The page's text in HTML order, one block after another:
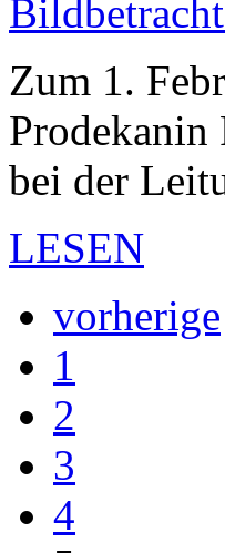
Zum 1.
Prodekanin
bei der
LESEN
vorherige
1
2
3
4